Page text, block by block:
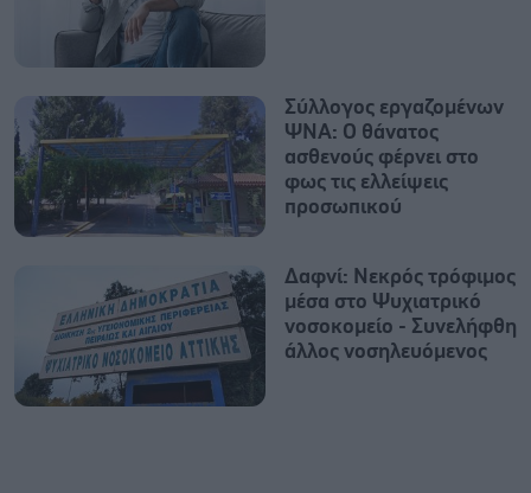
Σύλλογος εργαζομένων
ΨΝΑ: Ο θάνατος
ασθενούς φέρνει στο
φως τις ελλείψεις
προσωπικού
Δαφνί: Νεκρός τρόφιμος
μέσα στο Ψυχιατρικό
νοσοκομείο - Συνελήφθη
άλλος νοσηλευόμενος